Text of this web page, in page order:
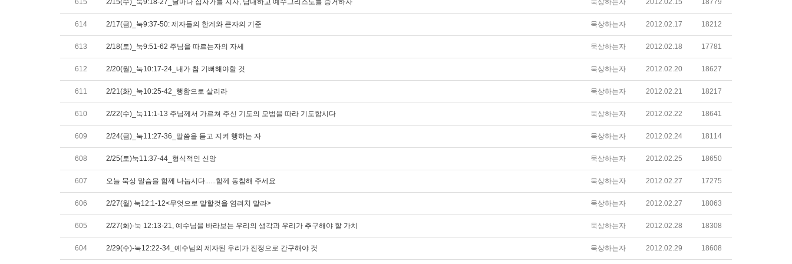
615 2/15(수)_눅9:18-27_날마다 십자가를 지자, 담대하고 예수그리스도를 증거하자 묵상하는자 2012.02.15 18779
614 2/17(금)_눅9:37-50: 제자들의 한계와 큰자의 기준 묵상하는자 2012.02.17 18212
613 2/18(토)_눅9:51-62 주님을 따르는자의 자세 묵상하는자 2012.02.18 17781
612 2/20(월)_눅10:17-24_내가 참 기뻐해야할 것 묵상하는자 2012.02.20 18627
611 2/21(화)_눅10:25-42_행함으로 살리라 묵상하는자 2012.02.21 18217
610 2/22(수)_눅11:1-13 주님께서 가르쳐 주신 기도의 모범을 따라 기도합시다 묵상하는자 2012.02.22 18641
609 2/24(금)_눅11:27-36_말씀을 듣고 지켜 행하는 자 묵상하는자 2012.02.24 18114
608 2/25(토)눅11:37-44_형식적인 신앙 묵상하는자 2012.02.25 18650
607 오늘 묵상 말슴을 함께 나눕시다......함께 동참해 주세요 묵상하는자 2012.02.27 17275
606 2/27(월) 눅12:1-12<무엇으로 말할것을 염려치 말라> 묵상하는자 2012.02.27 18063
605 2/27(화)-눅 12:13-21, 예수님을 바라보는 우리의 생각과 우리가 추구해야 할 가치 묵상하는자 2012.02.28 18308
604 2/29(수)-눅12:22-34_예수님의 제자된 우리가 진정으로 간구해야 것 묵상하는자 2012.02.29 18608